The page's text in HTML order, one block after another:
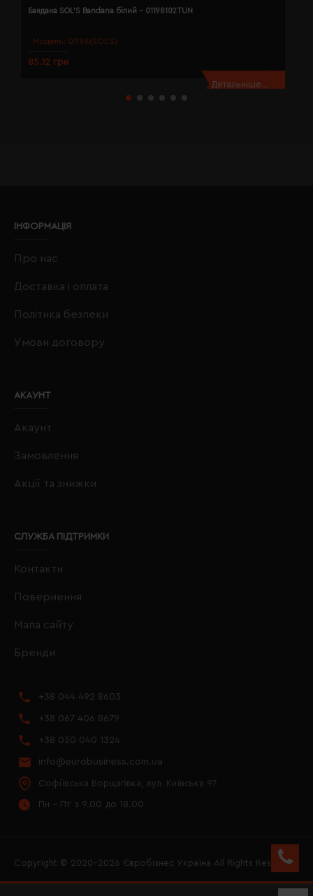
Модель: 01198(SOL’S)
Бандана SOL'S Bandana білий - 01198102TUN
85.12 грн
Детальніше...
ІНФОРМАЦІЯ
Про нас
Доставка і оплата
Політика безпеки
Умови договору
АКАУНТ
Акаунт
Замовлення
Акції та знижки
СЛУЖБА ПІДТРИМКИ
Контакти
Повернення
Мапа сайту
Бренди
+38 044 492 8603
+38 067 406 8679
+38 050 040 1324
info@eurobusiness.com.ua
Софіївська Борщагівка, вул. Київська 97
Пн - Пт з 9.00 до 18.00
Copyright © 2020–2026 Євробізнес Україна All Rights Reserved